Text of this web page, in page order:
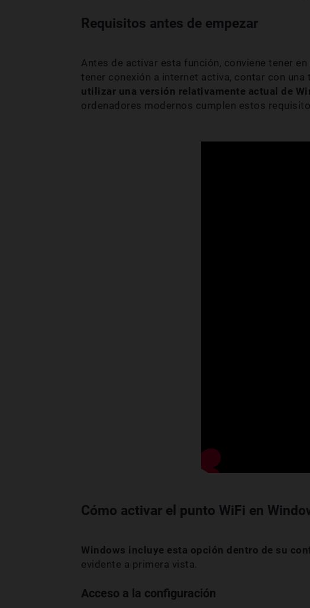
Requisitos antes de empezar
Antes de activar esta función, conviene tener
tener conexión a internet activa, contar con
utilizar una versión relativamente actual de
ordenadores modernos cumplen estos
Cómo activar el punto WiFi en
Windows incluye esta opción dentro de su
evidente a primera vista.
Acceso a la configuración